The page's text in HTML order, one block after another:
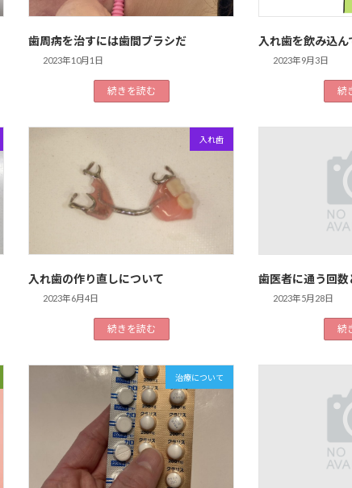
歯周病を治すには歯間ブラシだ
2023年10月1日
続きを読む
入れ歯を飲み込ん
2023年9月3日
続
入れ歯
入れ歯の作り直しについて
2023年6月4日
続きを読む
歯医者に通う回
2023年5月28日
続
治療について